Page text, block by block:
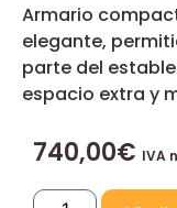
Armario
elegante,
parte del
espacio extra y
740,00€ IVA